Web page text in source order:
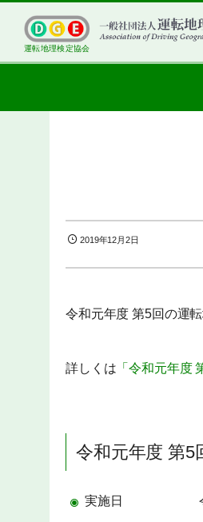
運転地理検定協会
2019年12月2日
令和元年度 第5回の運
詳しくは 「令和元年度
令和元年度 第5
実施日 令和２